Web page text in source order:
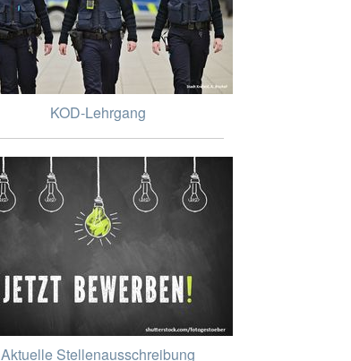
KOD-Lehrgang
Aktuelle Stellenausschreibung